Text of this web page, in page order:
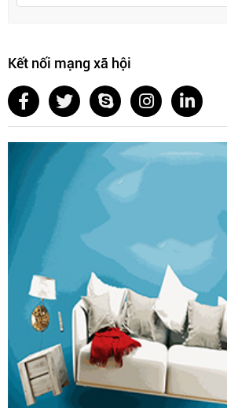
GO304-340:365 × 500 × 530 mm
Thương hiệu:
Grob
Nhập khẩu: Grob Việt Nam
Xuất xứ:Trung Quốc
Bảo hành:24 tháng
Kết nối mạng xã hội